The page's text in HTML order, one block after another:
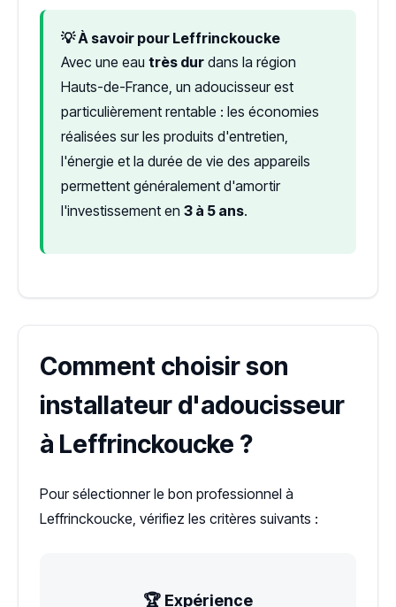
💡 À savoir pour Leffrinckoucke
Avec une eau très dur dans la région
Hauts-de-France, un adoucisseur est
particulièrement rentable : les économies
réalisées sur les produits d'entretien,
l'énergie et la durée de vie des appareils
permettent généralement d'amortir
l'investissement en 3 à 5 ans.
Comment choisir son
installateur d'adoucisseur
à Leffrinckoucke ?
Pour sélectionner le bon professionnel à
Leffrinckoucke, vérifiez les critères suivants :
🏆 Expérience